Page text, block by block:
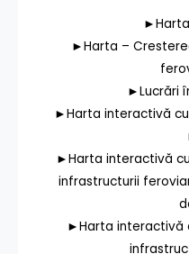
►Harta –
►Lucrări
►Harta interactivă
►Harta interactivă
infrastructurii
►Harta interactivă